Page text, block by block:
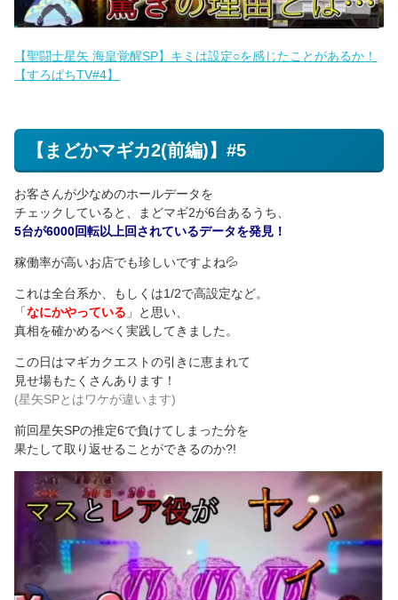
【聖闘士星矢 海皇覚醒SP】キミは設定○を感じたことがあるか！
【すろぱちTV#4】
【まどかマギカ2(前編)】#5
お客さんが少なめのホールデータを
チェックしていると、まどマギ2が6台あるうち、
5台が6000回転以上回されているデータを発見！
稼働率が高いお店でも珍しいですよね💦
これは全台系か、もしくは1/2で高設定など。
「なにかやっている 」と思い、
真相を確かめるべく実践してきました。
この日はマギカクエストの引きに恵まれて
見せ場もたくさんあります！
(星矢SPとはワケが違います)
前回星矢SPの推定6で負けてしまった分を
果たして取り返せることができるのか?!